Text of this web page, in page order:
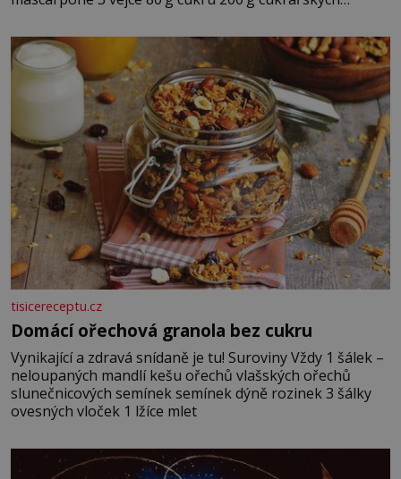
posypání Postup: Oddělte žloutky od bílků. Žloutky
vyšlehejte s cukrem do světlé pěny a postupně do nich
vmíchejte mascarpone, aby vznikl hladký
tisicereceptu.cz
Domácí ořechová granola bez cukru
Vynikající a zdravá snídaně je tu! Suroviny Vždy 1 šálek –
neloupaných mandlí kešu ořechů vlašských ořechů
slunečnicových semínek semínek dýně rozinek 3 šálky
ovesných vloček 1 lžíce mlet